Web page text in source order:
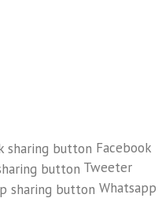
Facebook
Tweeter
Whatsapp